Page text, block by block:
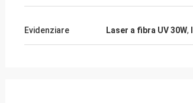
Evidenziare Laser a fibra UV 30W,